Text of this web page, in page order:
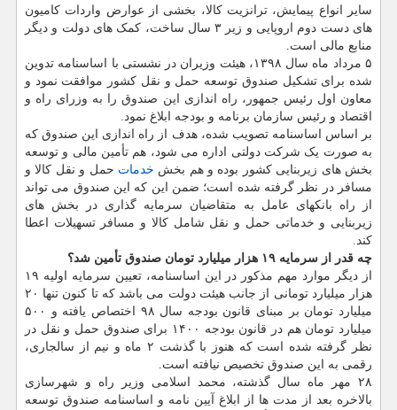
سایر انواع پیمایش، ترانزیت کالا، بخشی از عوارض واردات کامیون
های دست دوم اروپایی و زیر ۳ سال ساخت، کمک های دولت و دیگر
منابع مالی است.
۵ مرداد ماه سال ۱۳۹۸، هیئت وزیران در نشستی با اساسنامه تدوین
شده برای تشکیل صندوق توسعه حمل و نقل کشور موافقت نمود و
معاون اول رئیس جمهور، راه اندازی این صندوق را به وزرای راه و
اقتصاد و رئیس سازمان برنامه و بودجه ابلاغ نمود.
بر اساس اساسنامه تصویب شده، هدف از راه اندازی این صندوق که
به صورت یک شرکت دولتی اداره می شود، هم تأمین مالی و توسعه
بخش های زیربنایی کشور بوده و هم بخش خدمات حمل و نقل کالا و
مسافر در نظر گرفته شده است؛ ضمن این که این صندوق می تواند
از راه بانکهای عامل به متقاضیان سرمایه گذاری در بخش های
زیربنایی و خدماتی حمل و نقل شامل کالا و مسافر تسهیلات اعطا
کند.
چه قدر از سرمایه ۱۹ هزار میلیارد تومان صندوق تأمین شد؟
از دیگر موارد مهم مذکور در این اساسنامه، تعیین سرمایه اولیه ۱۹
هزار میلیارد تومانی از جانب هیئت دولت می باشد که تا کنون تنها ۲۰
میلیارد تومان بر مبنای قانون بودجه سال ۹۸ اختصاص یافته و ۵۰۰
میلیارد تومان هم در قانون بودجه ۱۴۰۰ برای صندوق حمل و نقل در
نظر گرفته شده است که هنوز با گذشت ۲ ماه و نیم از سالجاری،
رقمی به این صندوق تخصیص نیافته است.
۲۸ مهر ماه سال گذشته، محمد اسلامی وزیر راه و شهرسازی
بالاخره بعد از مدت ها از ابلاغ آیین نامه و اساسنامه صندوق توسعه